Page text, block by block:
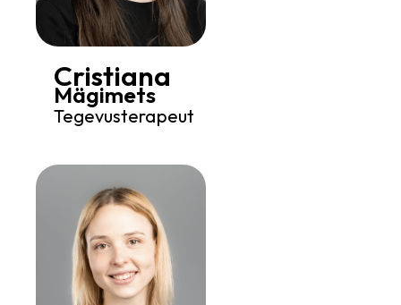
Cristiana
Mägimets
Tegevusterapeut